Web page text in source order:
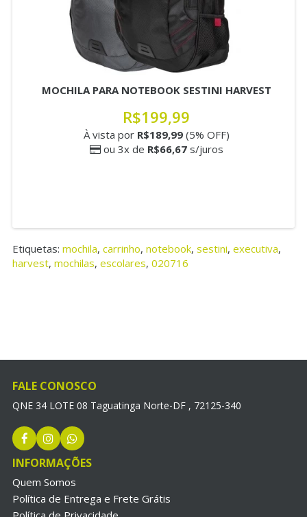
MOCHILA PARA NOTEBOOK SESTINI HARVEST
R$199,99
À vista por R$189,99(5% OFF)
ou 3x de R$66,67s/juros
Etiquetas: mochila, carrinho, notebook, sestini, executiva,
harvest, mochilas, escolares, 020716
FALE CONOSCO
QNE 34 LOTE 08 Taguatinga Norte-DF , 72125-340
INFORMAÇÕES
Quem Somos
Política de Entrega e Frete Grátis